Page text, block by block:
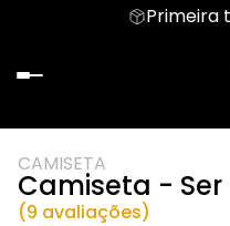
Primeira
CAMISETA
Camiseta - Ser
(9 avaliações)